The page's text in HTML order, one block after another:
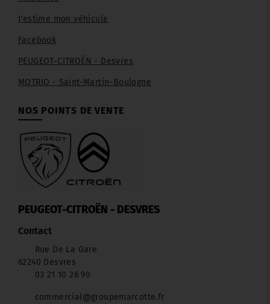
J'estime mon véhicule
Facebook
PEUGEOT-CITROËN - Desvres
MOTRIO - Saint-Martin-Boulogne
NOS POINTS DE VENTE
PEUGEOT-CITROËN - DESVRES
Contact
Rue De La Gare
62240 Desvres
03 21 10 26 90
commercial@groupemarcotte.fr